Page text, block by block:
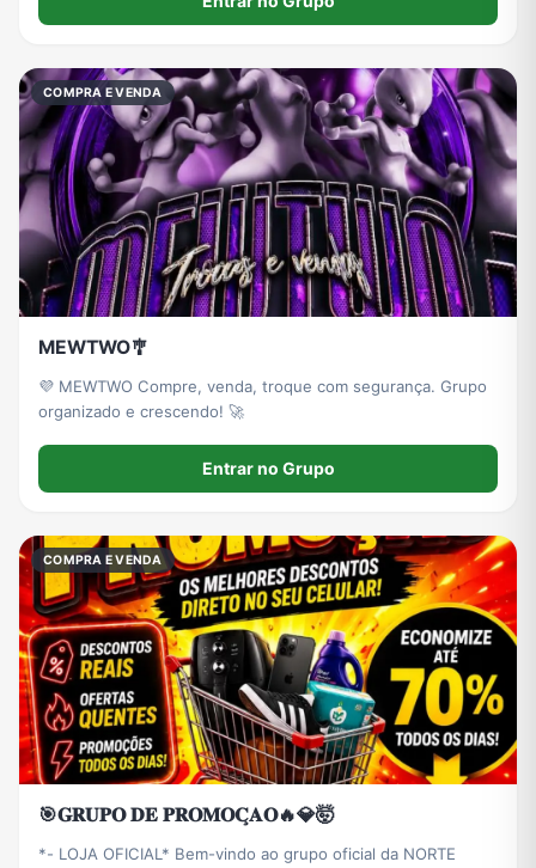
COMPRA E VENDA
MEWTWO🎐
💜 MEWTWO Compre, venda, troque com segurança. Grupo
organizado e crescendo! 🚀
Entrar no Grupo
COMPRA E VENDA
🎯𝐆𝐑𝐔𝐏𝐎 𝐃𝐄 𝐏𝐑𝐎𝐌𝐎𝐂̧𝐀𝐎🔥💎🤯
*- LOJA OFICIAL* Bem-vindo ao grupo oficial da NORTE